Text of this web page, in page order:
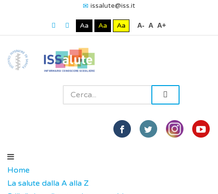
issalute@iss.it
Aa Aa Aa A- A A+
Home
La salute dalla A alla Z